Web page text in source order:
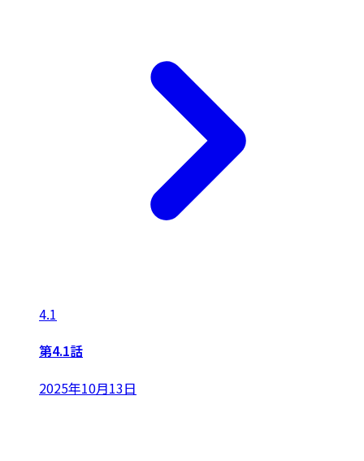
4.1
第4.1話
2025年10月13日